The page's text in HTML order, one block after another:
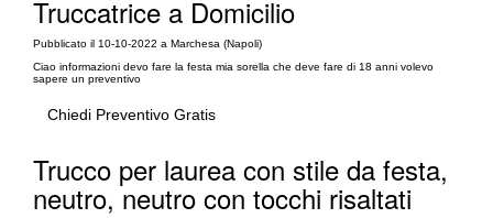
Truccatrice a Domicilio
Pubblicato il 10-10-2022 a Marchesa (Napoli)
Ciao informazioni devo fare la festa mia sorella che deve fare di 18 anni volevo
sapere un preventivo
Chiedi Preventivo Gratis
Trucco per laurea con stile da festa,
neutro, neutro con tocchi risaltati